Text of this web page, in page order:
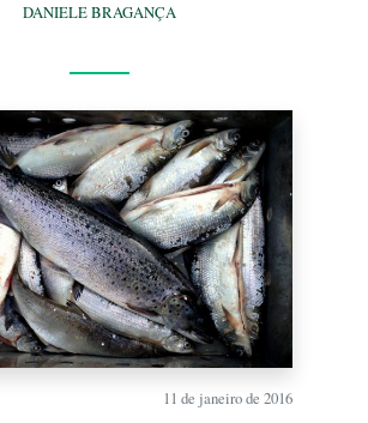
DANIELE BRAGANÇA
11 de janeiro de 2016